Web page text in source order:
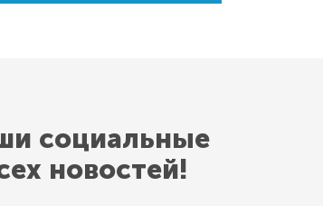
социальные
новостей!